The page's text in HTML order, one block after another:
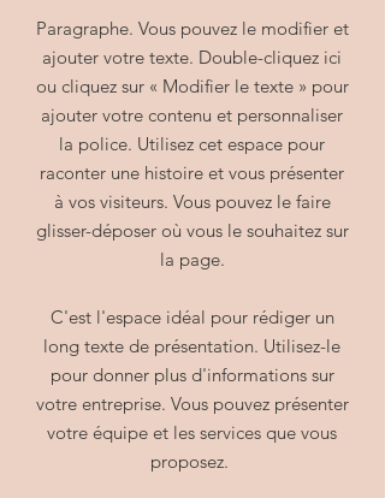
Paragraphe. Vous pouvez le modifier et
ajouter votre texte. Double-cliquez ici
ou cliquez sur « Modifier le texte » pour
ajouter votre contenu et personnaliser
la police. Utilisez cet espace pour
raconter une histoire et vous présenter
à vos visiteurs. Vous pouvez le faire
glisser-déposer où vous le souhaitez sur
la page.
C'est l'espace idéal pour rédiger un
long texte de présentation. Utilisez-le
pour donner plus d'informations sur
votre entreprise. Vous pouvez présenter
votre équipe et les services que vous
proposez.